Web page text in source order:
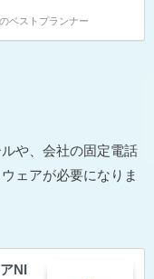
思わ
は自
けれ
欠か
社員
ベストプランナー
や、会社の固定電話
ェアが必要になりま
NI